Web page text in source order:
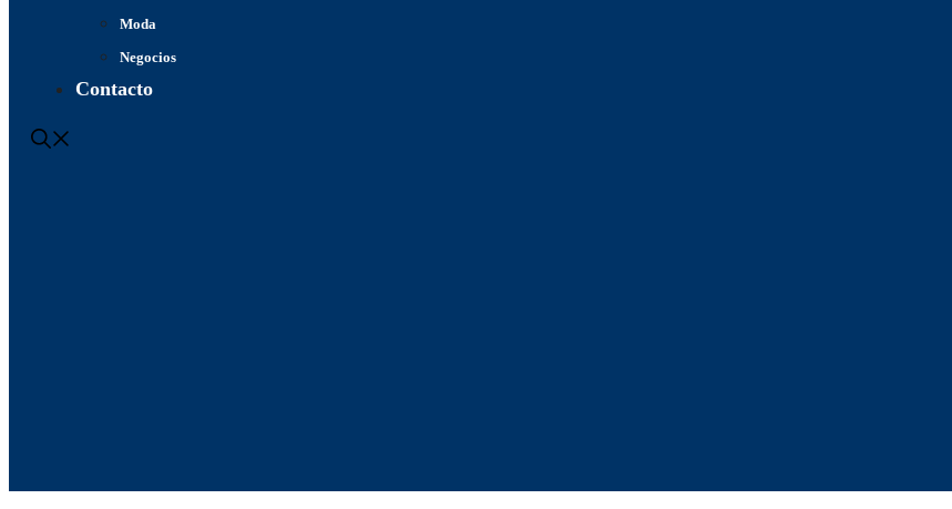
Moda
Negocios
Contacto